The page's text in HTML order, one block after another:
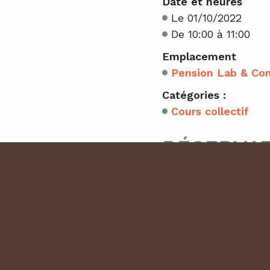
Le 01/10/2022
De 10:00 à 11:00
Emplacement
Pension Lab &
Catégories :
Cours collectif